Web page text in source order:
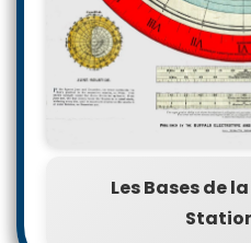
Les Bases de